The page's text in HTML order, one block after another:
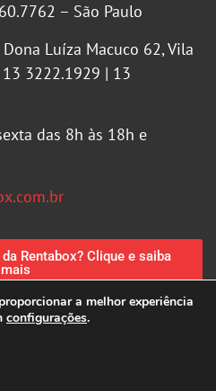
– São Paulo
Luíza Macuco 62, Vila
3222.1929 | 13
das 8h às 18h e
Rentabox? Clique e saiba
mais
a melhor experiência
configurações.